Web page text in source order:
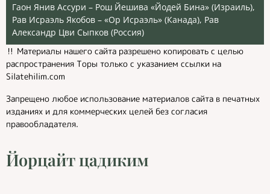
Гаон Янив Ассури – Рош Йешива «Йодей Бина» (Израиль),
Рав Исраэль Якобов – «Ор Исраэль» (Канада), Рав
Александр Цви Сыпков (Россия)
‼️ Материалы нашего сайта разрешено копировать с целью
распространения Торы только с указанием ссылки на
Silatehilim.com
Запрещено любое использование материалов сайта в печатных
изданиях и для коммерческих целей без согласия
правообладателя.
Йорцайт цадиким